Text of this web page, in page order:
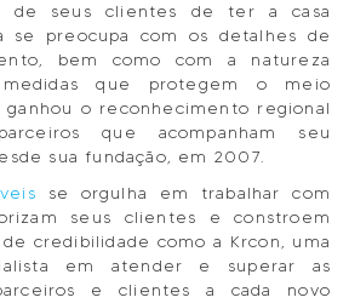
de seus clientes de ter a casa
se preocupa com os detalhes de
bem como com a natureza
que protegem o meio
o reconhecimento regional
que acompanham seu
sua fundação, em 2007.
se orgulha em trabalhar com
seus clientes e constroem
credibilidade como a Krcon, uma
em atender e superar as
e clientes a cada novo